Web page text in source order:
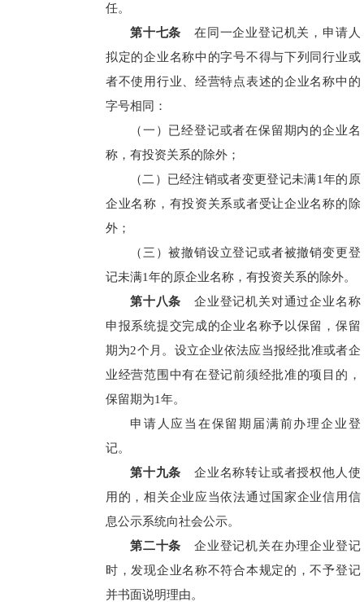
任。
第十七条 在同一企业登记机关，申请人
拟定的企业名称中的字号不得与下列同行业或
者不使用行业、经营特点表述的企业名称中的
字号相同：
（一）已经登记或者在保留期内的企业名
称，有投资关系的除外；
（二）已经注销或者变更登记未满1年的原
企业名称，有投资关系或者受让企业名称的除
外；
（三）被撤销设立登记或者被撤销变更登
记未满1年的原企业名称，有投资关系的除外。
第十八条 企业登记机关对通过企业名称
申报系统提交完成的企业名称予以保留，保留
期为2个月。设立企业依法应当报经批准或者企
业经营范围中有在登记前须经批准的项目的，
保留期为1年。
申请人应当在保留期届满前办理企业登
记。
第十九条 企业名称转让或者授权他人使
用的，相关企业应当依法通过国家企业信用信
息公示系统向社会公示。
第二十条 企业登记机关在办理企业登记
时，发现企业名称不符合本规定的，不予登记
并书面说明理由。